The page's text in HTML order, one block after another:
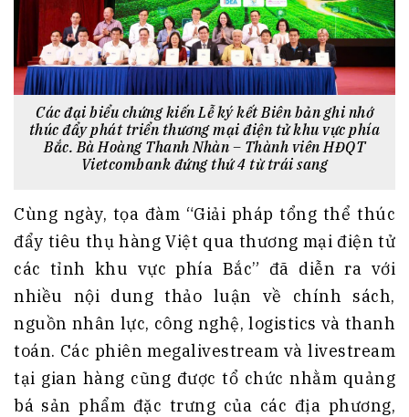
Các đại biểu chứng kiến Lễ ký kết Biên bản ghi nhớ
thúc đẩy phát triển thương mại điện tử khu vực phía
Bắc. Bà Hoàng Thanh Nhàn – Thành viên HĐQT
Vietcombank đứng thứ 4 từ trái sang
Cùng ngày, tọa đàm “Giải pháp tổng thể thúc
đẩy tiêu thụ hàng Việt qua thương mại điện tử
các tỉnh khu vực phía Bắc” đã diễn ra với
nhiều nội dung thảo luận về chính sách,
nguồn nhân lực, công nghệ, logistics và thanh
toán. Các phiên megalivestream và livestream
tại gian hàng cũng được tổ chức nhằm quảng
bá sản phẩm đặc trưng của các địa phương,